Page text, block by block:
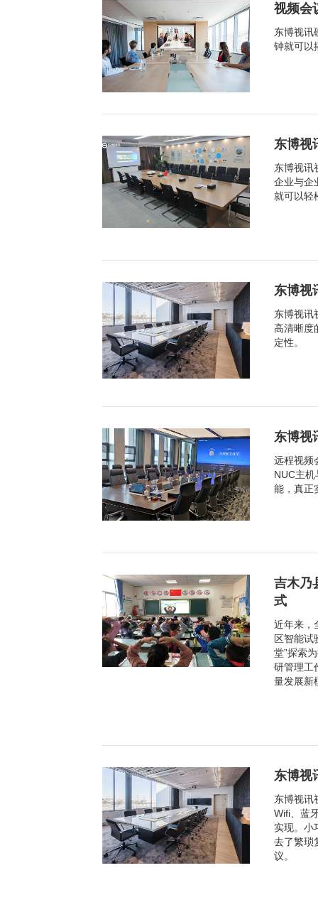
视频会
东博视讯
钟就可以
东博视
东博视讯
企业与企
就可以轻
东博视
东博视讯
高清晰度
定性。
东博视
远程视频
NUC主
能，真正
吉木乃
式
近年来，
区智能试
堂”探索
研管理工
量发展新
东博视
东博视讯
Wifi、蓝
实现。小
去了繁琐
议。